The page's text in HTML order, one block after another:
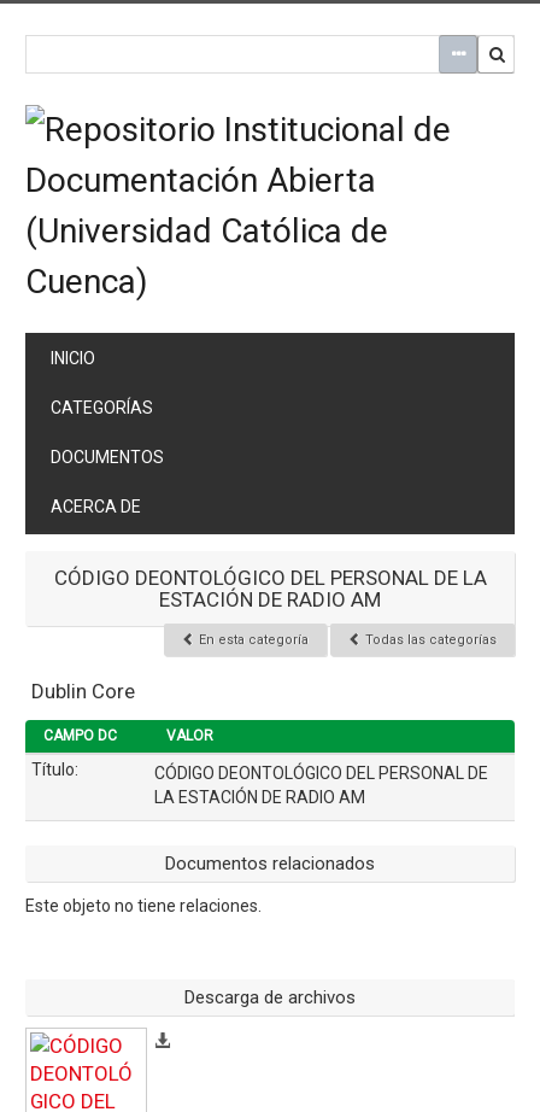
INICIO
CATEGORÍAS
DOCUMENTOS
ACERCA DE
CÓDIGO DEONTOLÓGICO DEL PERSONAL DE LA
ESTACIÓN DE RADIO AM
En esta categoría Todas las categorías
Dublin Core
CAMPO DC VALOR
Título:
CÓDIGO DEONTOLÓGICO DEL PERSONAL DE
LA ESTACIÓN DE RADIO AM
Documentos relacionados
Este objeto no tiene relaciones.
Descarga de archivos